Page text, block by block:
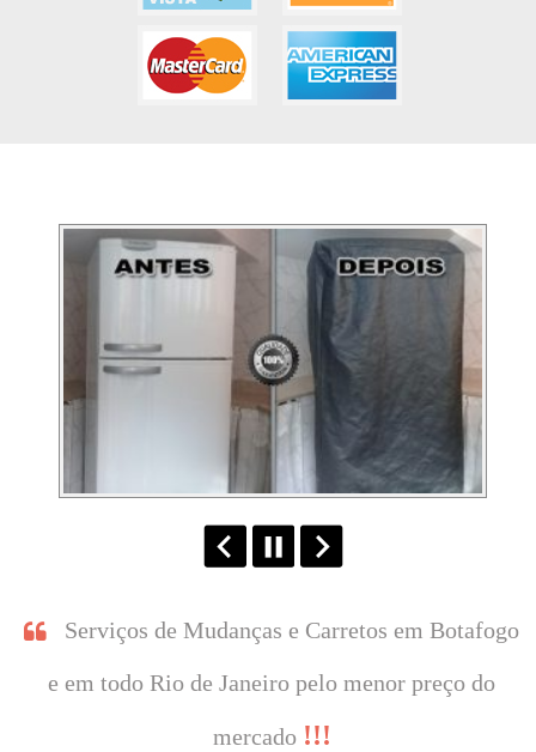
Serviços de Mudanças e Carretos em Botafogo
e em todo Rio de Janeiro pelo menor preço do
mercado !!!